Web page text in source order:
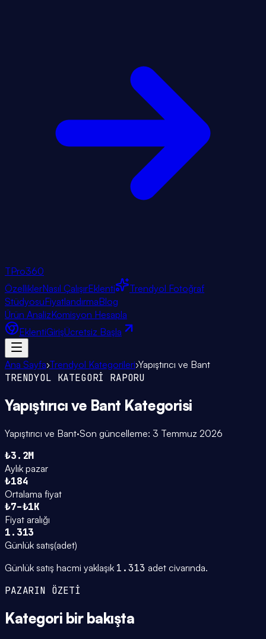
TPro360
ÖzelliklerNasıl ÇalışırEklenti
Trendyol Fotoğraf
StüdyosuFiyatlandırmaBlog
Ürün AnalizKomisyon Hesapla
EklentiGirişÜcretsiz Başla
Ana Sayfa›Trendyol Kategorileri›Yapıştırıcı ve Bant
TRENDYOL KATEGORİ RAPORU
Yapıştırıcı ve Bant Kategorisi
Yapıştırıcı ve Bant·Son güncelleme: 3 Temmuz 2026
₺3.2M
Aylık pazar
₺184
Ortalama fiyat
₺7–₺1K
Fiyat aralığı
1.313
Günlük satış(adet)
Günlük satış hacmi yaklaşık 1.313 adet civarında.
PAZARIN ÖZETİ
Kategori bir bakışta